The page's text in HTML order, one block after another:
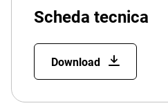
Scheda tecnica
Download